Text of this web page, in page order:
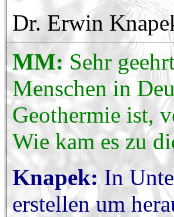
Dr. Erwin
MM: Sehr
Menschen in
Geothermie ist,
Wie kam es zu
Knapek:In
erstellen um